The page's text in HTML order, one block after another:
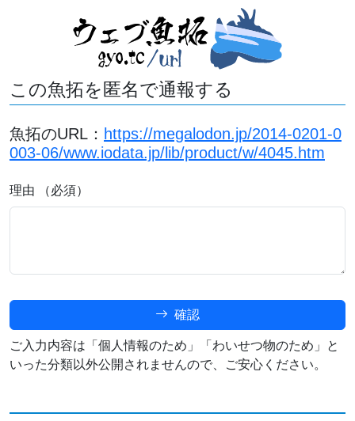
この魚拓を匿名で通報する
魚拓のURL： https://megalodon.jp/2014-0201-0
003-06/www.iodata.jp/lib/product/w/4045.htm
理由 （必須）
確認
ご入力内容は「個人情報のため」「わいせつ物のため」と
いった分類以外公開されませんので、ご安心ください。